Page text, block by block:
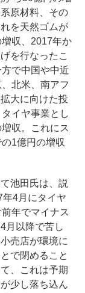
原材料、その
を天然ゴムが
収、2017年か
を行なったこ
で中国や中近
北米、南アフ
大に向けた投
イヤ事業とし
収。これにス
1億円の増収
池田氏は、説
4月にタイヤ
年でマイナス
月以降で苦し
売店が環境に
で閉めること
、これは予期
少し落ち込ん